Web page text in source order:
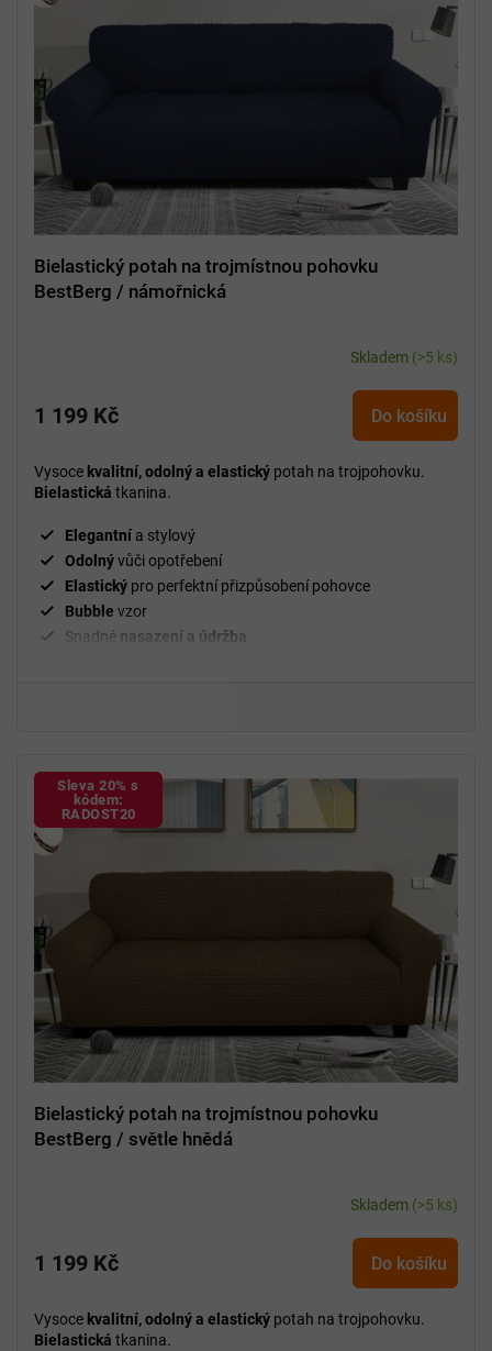
Bielastický potah na trojmístnou pohovku
BestBerg / námořnická
Skladem (>5 ks)
1 199 Kč Do košíku
Vysoce kvalitní, odolný a elastický potah na trojpohovku.
Bielastická tkanina.
Elegantní a stylový
Odolnývůči opotřebení
Elastický pro perfektní přizpůsobení pohovce
Bubble vzor
Snadné nasazení a údržba
Sleva 20% s
kódem:
RADOST20
Bielastický potah na trojmístnou pohovku
BestBerg / světle hnědá
Skladem (>5 ks)
1 199 Kč Do košíku
Vysoce kvalitní, odolný a elastický potah na trojpohovku.
Bielastická tkanina.